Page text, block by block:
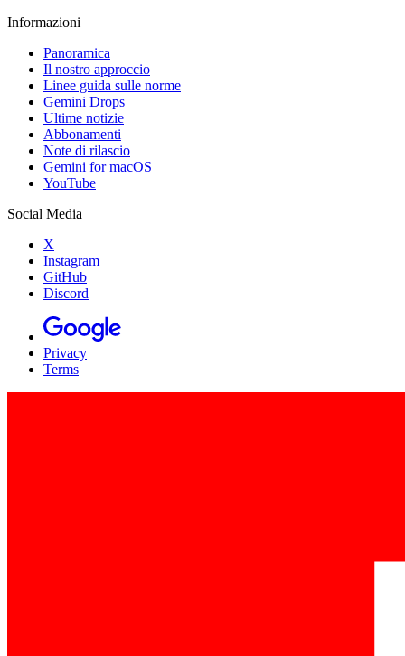
Informazioni
Panoramica
Il nostro approccio
Linee guida sulle norme
Gemini Drops
Ultime notizie
Abbonamenti
Note di rilascio
Gemini for macOS
YouTube
Social Media
X
Instagram
GitHub
Discord
Privacy
Terms